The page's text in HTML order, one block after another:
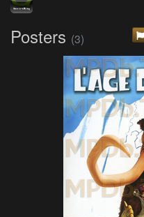
Posters (3)